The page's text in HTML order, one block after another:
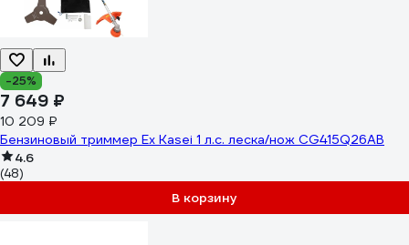
-25%
7 649 ₽
10 209 ₽
Бензиновый триммер Ex Kasei 1 л.с. леска/нож CG415Q26AB
4.6
(48)
В корзину